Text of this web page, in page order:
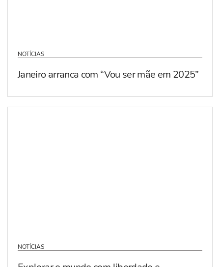
NOTÍCIAS
Janeiro arranca com “Vou ser mãe em 2025”
NOTÍCIAS